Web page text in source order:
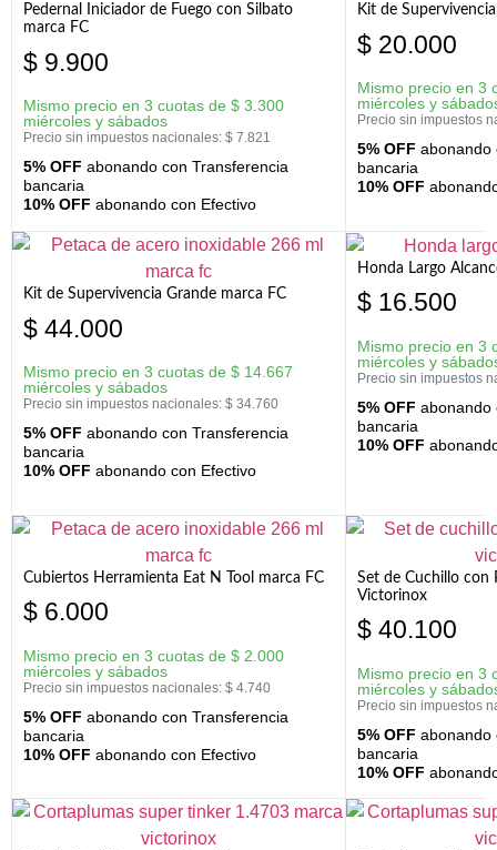
Pedernal Iniciador de Fuego con Silbato
marca FC
$ 9.900
Mismo precio en 3 cuotas de $ 3.300
miércoles y sábados
Precio sin impuestos nacionales: $ 7.821
5% OFF abonando con Transferencia
bancaria
10% OFF abonando con Efectivo
Kit de
$ 20.000
Mismo precio en 3
miércoles y
Precio sin impuestos
5% OFF abonando
bancaria
10% OFF
Kit de Supervivencia Grande marca FC
$ 44.000
Mismo precio en 3 cuotas de $ 14.667
miércoles y sábados
Precio sin impuestos nacionales: $ 34.760
5% OFF abonando con Transferencia
bancaria
10% OFF abonando con Efectivo
Honda Largo
$ 16.500
Mismo precio en 3
miércoles y
Precio sin impuestos
5% OFF abonando
bancaria
10% OFF
Cubiertos Herramienta Eat N Tool marca FC
$ 6.000
Mismo precio en 3 cuotas de $ 2.000
miércoles y sábados
Precio sin impuestos nacionales: $ 4.740
5% OFF abonando con Transferencia
bancaria
10% OFF abonando con Efectivo
Set de Cuchillo con
Victorinox
$ 40.100
Mismo precio en 3
miércoles y
Precio sin impuestos
5% OFF abonando
bancaria
10% OFF